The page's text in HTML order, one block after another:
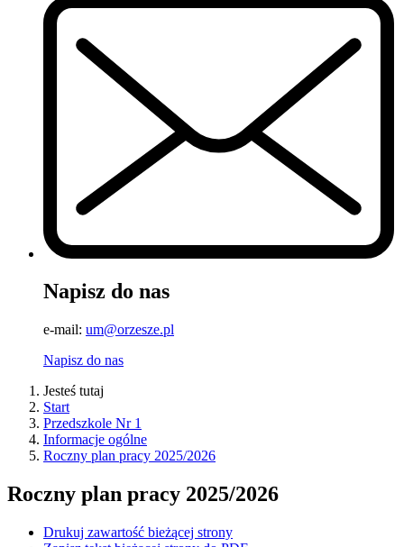
Napisz do nas
e-mail: um@orzesze.pl
Napisz do nas
Jesteś tutaj
Start
Przedszkole Nr 1
Informacje ogólne
Roczny plan pracy 2025/2026
Roczny plan pracy 2025/2026
Drukuj zawartość bieżącej strony